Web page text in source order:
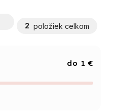
2 položiek celkom
1 €